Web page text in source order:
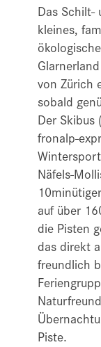
Das Schilt-
kleines,
von Zürich
sobald
Der
fronalp-
Näfels-
auf über
die Pisten
das direkt
freundlich
Piste.